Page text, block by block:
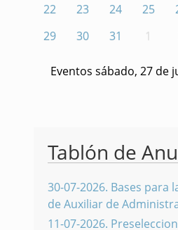
22
23 24 25
29
30 31 1
Eventos sábado, 27 de
Tablón de
30-07-2026. Bases para
de Auxiliar de
11-07-2026.